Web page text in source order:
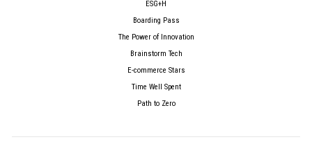
ESG+H
Boarding Pass
The Power of Innovation
Brainstorm Tech
E-commerce Stars
Time Well Spent
Path to Zero